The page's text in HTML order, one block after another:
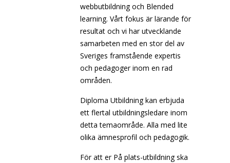
webbutbildning och Blended
learning. Vårt fokus är lärande för
resultat och vi har utvecklande
samarbeten med en stor del av
Sveriges framstående expertis
och pedagoger inom en rad
områden.
Diploma Utbildning kan erbjuda
ett flertal utbildningsledare inom
detta temaområde. Alla med lite
olika ämnesprofil och pedagogik.
För att er På plats-utbildning ska